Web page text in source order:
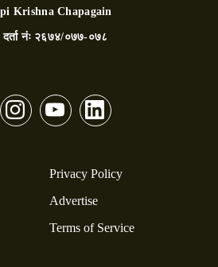
Krishna Chapagain
नंः २६७४/०७७-०७८
Privacy Policy
Advertise
Terms of Service